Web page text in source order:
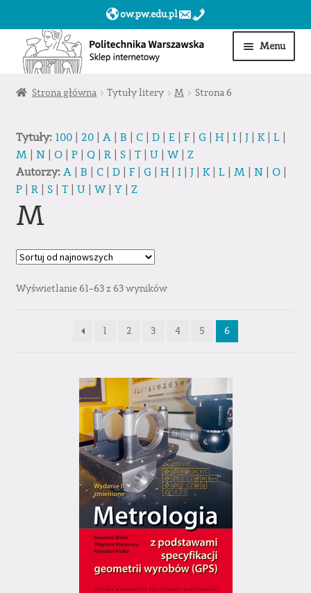
ow.pw.edu.pl
Przejdź
do
nawigacji
Przejdź
do
treści
Menu
Start
Moje konto
Strona główna Tytuły litery M Strona 6
Tytuły: 100| 20| A| B C| D| E| F| G H| I| J| K| L|
M| N| O| P| Q| R| S| T| U W| Z
Autorzy: A| B C| D| F| G H| I| J| K| L| M| N| O|
P| R| S| T| U W| Y| Z
M
Wyświetlanie 61–63 z 63 wyników
1 2 3 4 5 6